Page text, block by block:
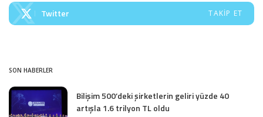
Twitter TAKIP ET
SON HABERLER
Bilişim 500’deki şirketlerin geliri yüzde 40
artışla 1.6 trilyon TL oldu